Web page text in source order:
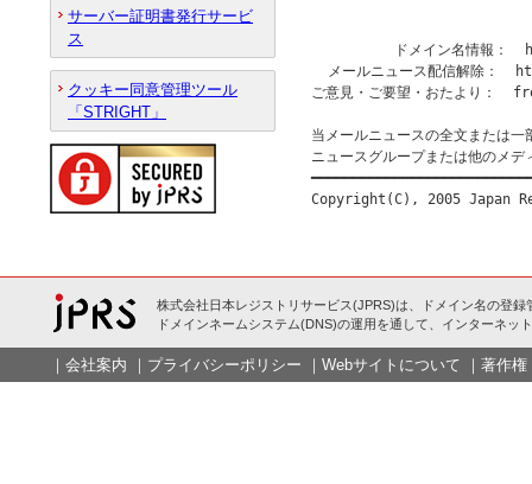
ドメイン名情報：
メールニュース配信解除：
ご意見・ご要望・おたより：
当メールニュースの全文または
ニュースグループまたは他のメ
サーバー証明書発行サービ
ス
クッキー同意管理ツール
「STRIGHT」
株式会社日本レジストリサービス(JPRS)は、ドメイン名の登録
ドメインネームシステム(DNS)の運用を通して、インターネッ
｜ 会社案内 ｜ プライバシーポリシー ｜ Webサイトについて ｜ 著作権